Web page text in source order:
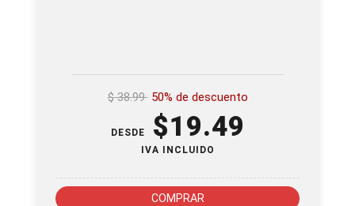
$38.9950% de descuento
DESDE $19.49
IVA INCLUIDO
COMPRAR